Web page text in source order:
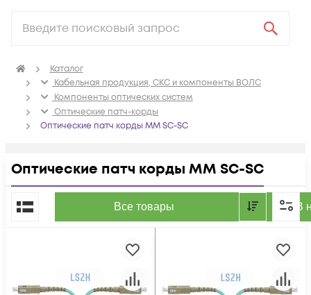
Каталог
Кабельная продукция, СКС и компоненты ВОЛС
Компоненты оптических систем
Оптические патч-корды
Оптические патч корды MM SC-SC
Оптические патч корды MM SC-SC
Все товары В
По популярности